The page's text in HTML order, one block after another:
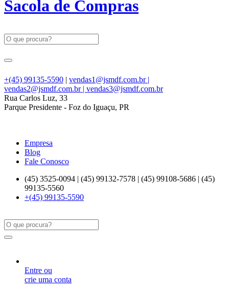
Sacola de Compras
+(45) 99135-5590 | vendas1@jsmdf.com.br |
vendas2@jsmdf.com.br | vendas3@jsmdf.com.br
Rua Carlos Luz, 33
Parque Presidente - Foz do Iguaçu, PR
Empresa
Blog
Fale Conosco
(45) 3525-0094 | (45) 99132-7578 | (45) 99108-5686 | (45)
99135-5560
+(45) 99135-5590
Entre ou
crie uma conta